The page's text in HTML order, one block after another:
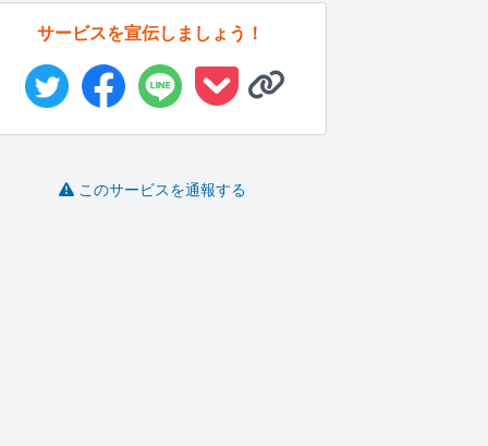
サービスを宣伝しましょう！
このサービスを通報する